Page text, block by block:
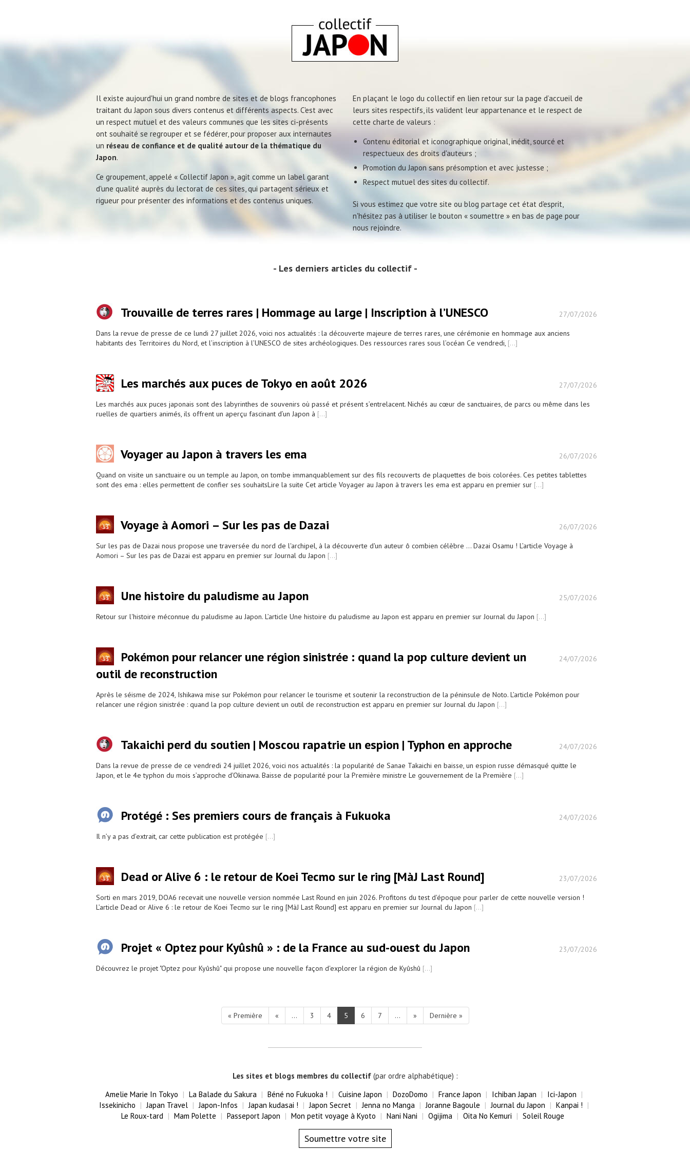
Il existe aujourd'hui un grand nombre de sites et de blogs francophones
traitant du Japon sous divers contenus et différents aspects. C'est avec
un respect mutuel et des valeurs communes que les sites ci-présents
ont souhaité se regrouper et se fédérer, pour proposer aux internautes
un réseau de confiance et de qualité autour de la thématique du
Japon.
Ce groupement, appelé « Collectif Japon », agit comme un label garant
d'une qualité auprès du lectorat de ces sites, qui partagent sérieux et
rigueur pour présenter des informations et des contenus uniques.
En plaçant le logo du collectif en lien retour sur la page d’accueil de
leurs sites respectifs, ils valident leur appartenance et le respect de
cette charte de valeurs :
Contenu éditorial et iconographique original, inédit, sourcé et
respectueux des droits d'auteurs ;
Promotion du Japon sans présomption et avec justesse ;
Respect mutuel des sites du collectif.
Si vous estimez que votre site ou blog partage cet état d'esprit,
n'hésitez pas à utiliser le bouton « soumettre » en bas de page pour
nous rejoindre.
Les derniers articles du collectif
Trouvaille de terres rares | Hommage au large | Inscription à l’UNESCO 27/07/2026
Dans la revue de presse de ce lundi 27 juillet 2026, voici nos actualités : la découverte majeure de terres rares, une cérémonie en hommage aux anciens
habitants des Territoires du Nord, et l’inscription à l’UNESCO de sites archéologiques. Des ressources rares sous l’océan Ce vendredi, [...]
Les marchés aux puces de Tokyo en août 2026 27/07/2026
Les marchés aux puces japonais sont des labyrinthes de souvenirs où passé et présent s’entrelacent. Nichés au cœur de sanctuaires, de parcs ou même dans les
ruelles de quartiers animés, ils offrent un aperçu fascinant d’un Japon à [...]
Voyager au Japon à travers les ema 26/07/2026
Quand on visite un sanctuaire ou un temple au Japon, on tombe immanquablement sur des fils recouverts de plaquettes de bois colorées. Ces petites tablettes
sont des ema : elles permettent de confier ses souhaitsLire la suite Cet article Voyager au Japon à travers les ema est apparu en premier sur [...]
Voyage à Aomori – Sur les pas de Dazai 26/07/2026
Sur les pas de Dazai nous propose une traversée du nord de l'archipel, à la découverte d'un auteur ô combien célèbre ... Dazai Osamu ! L’article Voyage à
Aomori – Sur les pas de Dazai est apparu en premier sur Journal du Japon [...]
Une histoire du paludisme au Japon 25/07/2026
Retour sur l'histoire méconnue du paludisme au Japon. L’article Une histoire du paludisme au Japon est apparu en premier sur Journal du Japon [...]
Pokémon pour relancer une région sinistrée : quand la pop culture devient un
outil de reconstruction
24/07/2026
Après le séisme de 2024, Ishikawa mise sur Pokémon pour relancer le tourisme et soutenir la reconstruction de la péninsule de Noto. L’article Pokémon pour
relancer une région sinistrée : quand la pop culture devient un outil de reconstruction est apparu en premier sur Journal du Japon [...]
Takaichi perd du soutien | Moscou rapatrie un espion | Typhon en approche 24/07/2026
Dans la revue de presse de ce vendredi 24 juillet 2026, voici nos actualités : la popularité de Sanae Takaichi en baisse, un espion russe démasqué quitte le
Japon, et le 4e typhon du mois s’approche d’Okinawa. Baisse de popularité pour la Première ministre Le gouvernement de la Première [...]
Protégé : Ses premiers cours de français à Fukuoka 24/07/2026
Il n’y a pas d’extrait, car cette publication est protégée [...]
Dead or Alive 6 : le retour de Koei Tecmo sur le ring [MàJ Last Round] 23/07/2026
Sorti en mars 2019, DOA6 recevait une nouvelle version nommée Last Round en juin 2026. Profitons du test d'époque pour parler de cette nouvelle version !
L’article Dead or Alive 6 : le retour de Koei Tecmo sur le ring [MàJ Last Round] est apparu en premier sur Journal du Japon [...]
Projet « Optez pour Kyûshû » : de la France au sud-ouest du Japon 23/07/2026
Découvrez le projet "Optez pour Kyûshû" qui propose une nouvelle façon d'explorer la région de Kyûshû [...]
« Première « ... 3 4 5 6 7 ... » Dernière »
Les sites et blogs membres du collectif(par ordre alphabétique) :
Amelie Marie In Tokyo
La Balade du Sakura Béné no Fukuoka ! Cuisine Japon DozoDomo France Japon Ichiban Japan
Ici-Japon
Issekinicho
Japan Travel Japon-Infos Japan kudasai ! Japon Secret Jenna no Manga Joranne Bagoule Journal du Japon
Kanpai !
Le Roux-tard
Mam Polette Passeport Japon Mon petit voyage à Kyoto Nani Nani Ogijima Oita No Kemuri Soleil Rouge
Soumettre votre site